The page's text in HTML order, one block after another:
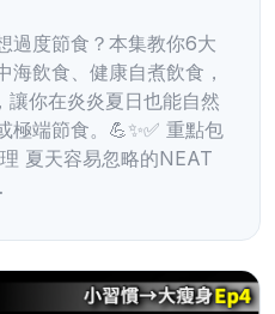
過度節食？本集教你6大
海飲食、健康自煮飲食，
你在炎炎夏日也能自然
極端節食。💪✨✅ 重點包
夏天容易忽略的NEAT